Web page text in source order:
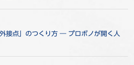
接点」のつくり方 ― プロボノが開く人